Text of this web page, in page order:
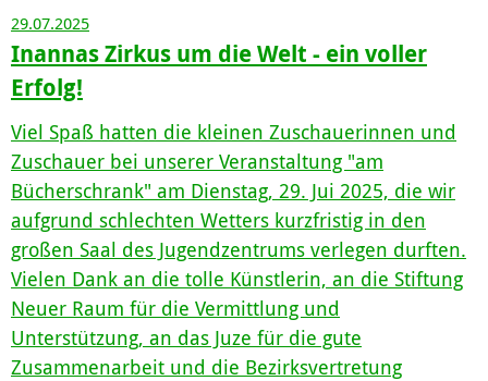
29.07.2025
Inannas Zirkus um die Welt - ein voller
Erfolg!
Viel Spaß hatten die kleinen Zuschauerinnen und
Zuschauer bei unserer Veranstaltung "am
Bücherschrank" am Dienstag, 29. Jui 2025, die wir
aufgrund schlechten Wetters kurzfristig in den
großen Saal des Jugendzentrums verlegen durften.
Vielen Dank an die tolle Künstlerin, an die Stiftung
Neuer Raum für die Vermittlung und
Unterstützung, an das Juze für die gute
Zusammenarbeit und die Bezirksvertretung